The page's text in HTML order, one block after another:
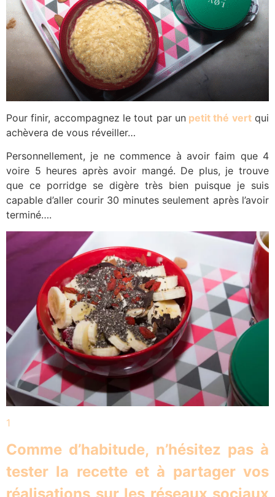
Pour finir, accompagnez le tout par unpetit thé vertqui
achèvera de vous réveiller…
Personnellement, je ne commence à avoir faim que 4
voire 5 heures après avoir mangé. De plus, je trouve
que ce porridge se digère très bien puisque je suis
capable d’aller courir 30 minutes seulement après l’avoir
terminé….
1
Comme d’habitude, n’hésitez pas à
tester la recette et à partager vos